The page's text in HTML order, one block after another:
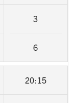
3
6
20:15